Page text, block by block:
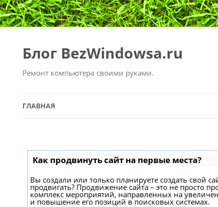
Блог BezWindowsa.ru
Ремонт компьютера своими руками.
ГЛАВНАЯ
Как продвинуть сайт на первые места?
Вы создали или только планируете создать свой
продвигать? Продвижение сайта – это не просто
комплекс мероприятий, направленных на
и повышение его позиций в поисковых системах.